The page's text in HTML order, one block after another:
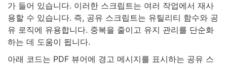
가 들어 있습니다. 이러한 스크립트는 여러 작업에서 재사
용할 수 있습니다. 즉, 공유 스크립트는 유틸리티 함수와 공
유 로직에 유용합니다. 중복을 줄이고 유지 관리를 단순화
하는 데 도움이 됩니다.
아래 코드는 PDF 뷰어에 경고 메시지를 표시하는 공유 스